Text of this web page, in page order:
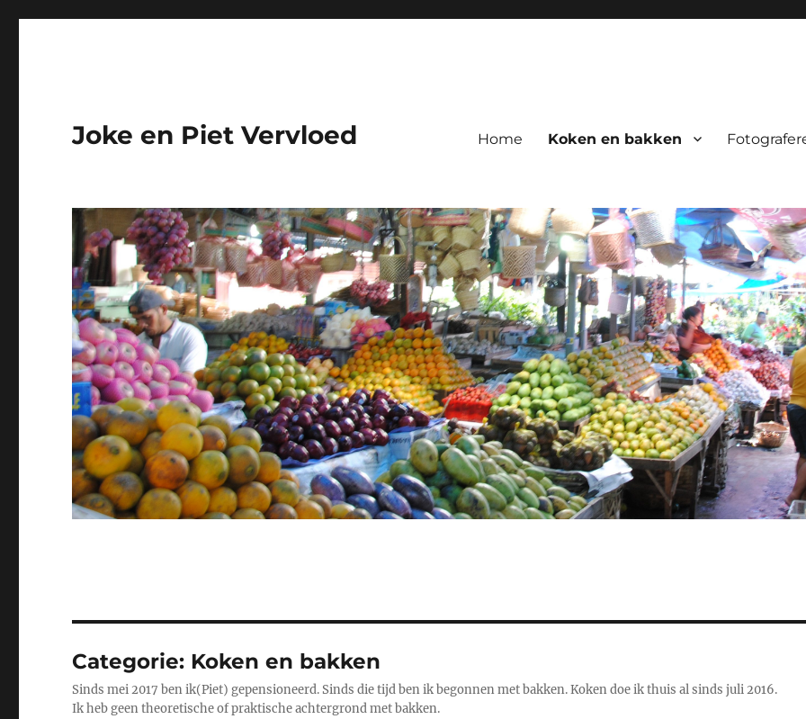
Joke en Piet Vervloed Home Koken en bakken
Categorie: Koken en bakken
Sinds mei 2017 ben ik(Piet) gepensioneerd. Sinds die tijd ben ik begonnen met bakken. Koken doe ik thuis al sinds juli 2016.
Ik heb geen theoretische of praktische achtergrond met bakken.